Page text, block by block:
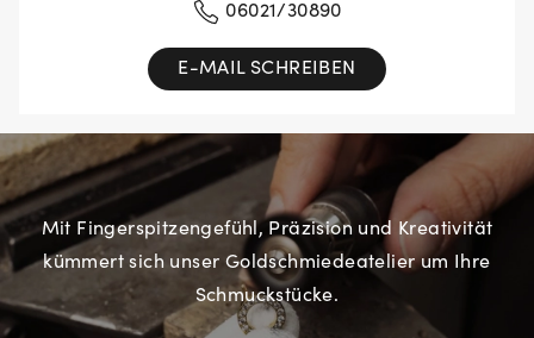
06021/30890
E-MAIL SCHREIBEN
Mit Fingerspitzengefühl, Präzision und Kreativität
kümmert sich unser Goldschmiedeatelier um Ihre
Schmuckstücke.